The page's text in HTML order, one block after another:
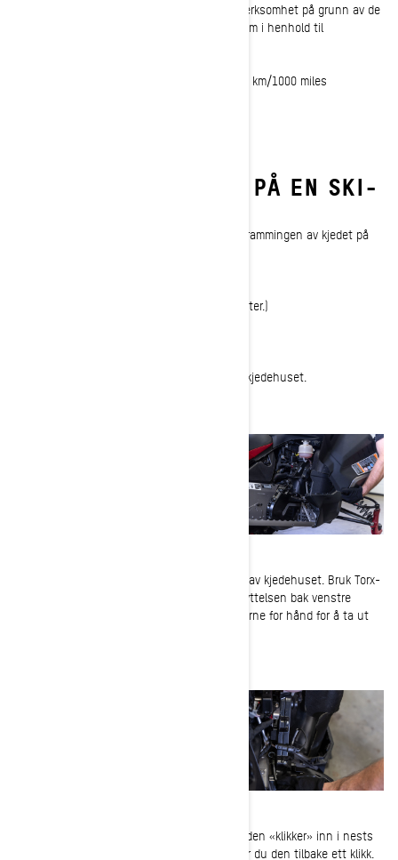
Ski-Doo dypsnøscootere krever litt mer oppmerksomhet på grunn av de
krevende forholdene de opererer under. Gå frem i henhold til
- Deretter hver 500 km/300 miles opp til 1500 km/1000 miles
KJEDESTRAMMINGEN PÅ EN SKI-
Disse raske trinnene hjelper deg å justere strammingen av kjedet på
Skivespreder (følger med din Ski-Doo snøscooter.)
Fjern det høyre sidepanelet for å avdekke kjedehuset.
Lokaliser kjedestrammeskruen i bakenden av kjedehuset. Bruk Torx-
enden av skivesprederverktøyet i clutchbeskyttelsen bak venstre
sidepanel, og drei skruen forsiktig med urviserne for hånd for å ta ut
Mens du dreier strammeren, vil du kjenne at den «klikker» inn i nests
posisjon. Når strammeren blir håndfast, dreier du den tilbake ett klikk.